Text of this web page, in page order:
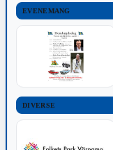
EVENEMANG
DIVERSE